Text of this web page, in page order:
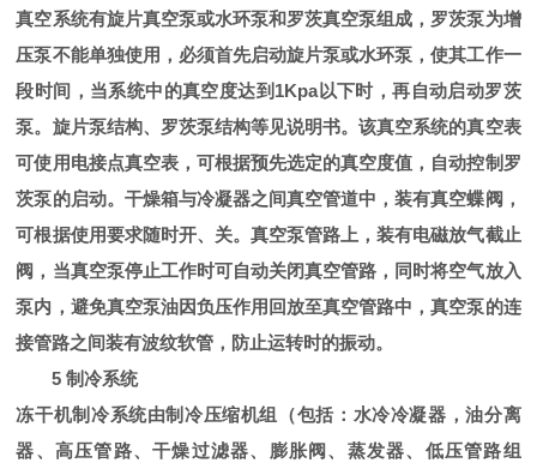
真空系统有旋片真空泵或水环泵和罗茨真空泵组成，罗茨泵为增
压泵不能单独使用，必须首先启动旋片泵或水环泵，使其工作一
段时间，当系统中的真空度达到1Kpa以下时，再自动启动罗茨
泵。旋片泵结构、罗茨泵结构等见说明书。该真空系统的真空表
可使用电接点真空表，可根据预先选定的真空度值，自动控制罗
茨泵的启动。干燥箱与冷凝器之间真空管道中，装有真空蝶阀，
可根据使用要求随时开、关。真空泵管路上，装有电磁放气截止
阀，当真空泵停止工作时可自动关闭真空管路，同时将空气放入
泵内，避免真空泵油因负压作用回放至真空管路中，真空泵的连
接管路之间装有波纹软管，防止运转时的振动。
5 制冷系统
冻干机制冷系统由制冷压缩机组（包括：水冷冷凝器，油分离
器、高压管路、干燥过滤器、膨胀阀、蒸发器、低压管路组